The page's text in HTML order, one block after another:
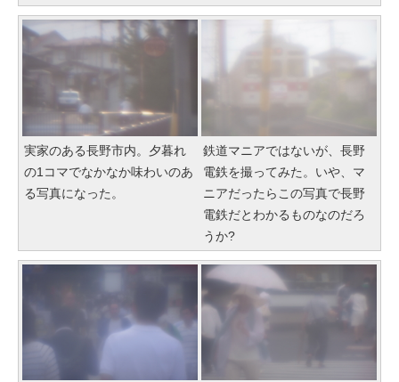
実家のある長野市内。夕暮れ
の1コマでなかなか味わいのあ
る写真になった。
鉄道マニアではないが、長野
電鉄を撮ってみた。いや、マ
ニアだったらこの写真で長野
電鉄だとわかるものなのだろ
うか?